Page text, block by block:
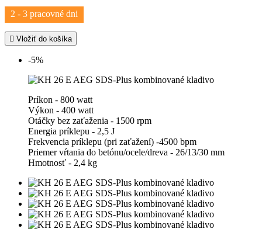
2 - 3 pracovné dni
 Vložiť do košíka
-5%
Príkon - 800 watt
Výkon - 400 watt
Otáčky bez zaťaženia - 1500 rpm
Energia príklepu - 2,5 J
Frekvencia príklepu (pri zaťažení) -4500 bpm
Priemer vŕtania do betónu/ocele/dreva - 26/13/30 mm
Hmotnosť - 2,4 kg